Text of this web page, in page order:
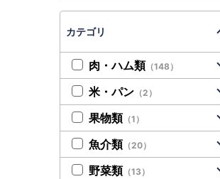
カテゴリ
肉・ハム類 （148）
米・パン （2）
果物類 （1）
魚介類 （20）
野菜類 （13）